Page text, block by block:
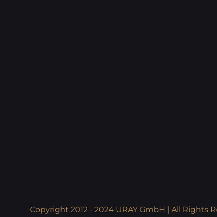
Copyright 2012 - 2024 URAY GmbH | All Rights